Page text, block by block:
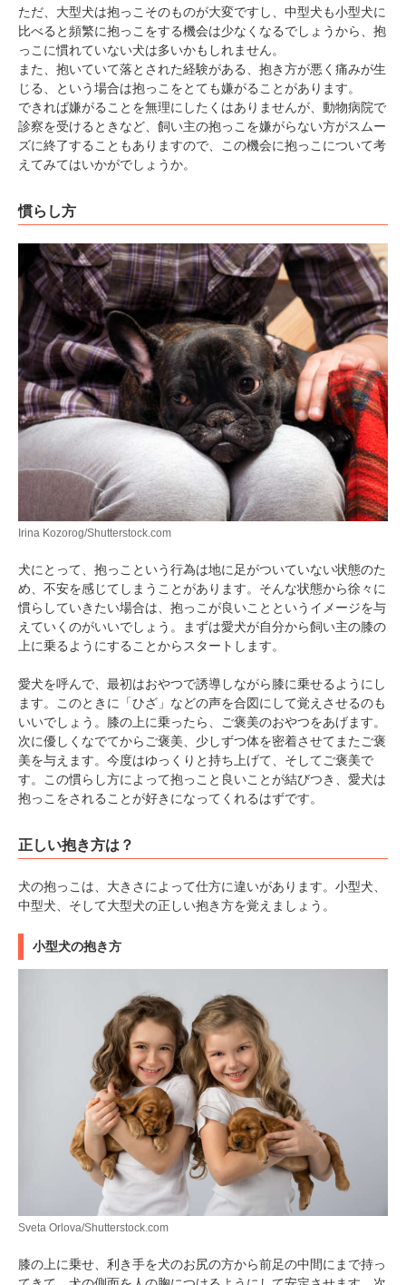
ただ、大型犬は抱っこそのものが大変ですし、中型犬も小型犬に
比べると頻繁に抱っこをする機会は少なくなるでしょうから、抱
っこに慣れていない犬は多いかもしれません。
また、抱いていて落とされた経験がある、抱き方が悪く痛みが生
じる、という場合は抱っこをとても嫌がることがあります。
できれば嫌がることを無理にしたくはありませんが、動物病院で
診察を受けるときなど、飼い主の抱っこを嫌がらない方がスムー
ズに終了することもありますので、この機会に抱っこについて考
えてみてはいかがでしょうか。
慣らし方
Irina Kozorog/Shutterstock.com
犬にとって、抱っこという行為は地に足がついていない状態のた
め、不安を感じてしまうことがあります。そんな状態から徐々に
慣らしていきたい場合は、抱っこが良いことというイメージを与
えていくのがいいでしょう。まずは愛犬が自分から飼い主の膝の
上に乗るようにすることからスタートします。
愛犬を呼んで、最初はおやつで誘導しながら膝に乗せるようにし
ます。このときに「ひざ」などの声を合図にして覚えさせるのも
いいでしょう。膝の上に乗ったら、ご褒美のおやつをあげます。
次に優しくなでてからご褒美、少しずつ体を密着させてまたご褒
美を与えます。今度はゆっくりと持ち上げて、そしてご褒美で
す。この慣らし方によって抱っこと良いことが結びつき、愛犬は
抱っこをされることが好きになってくれるはずです。
正しい抱き方は？
犬の抱っこは、大きさによって仕方に違いがあります。小型犬、
中型犬、そして大型犬の正しい抱き方を覚えましょう。
小型犬の抱き方
Sveta Orlova/Shutterstock.com
膝の上に乗せ、利き手を犬のお尻の方から前足の中間にまで持っ